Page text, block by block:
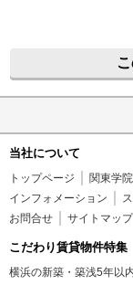
当社について
トップページ 関東学
インフォメーション
お問合せ
サイトマップ
こだわり賃貸物件特集
横浜の新築・築浅5年以